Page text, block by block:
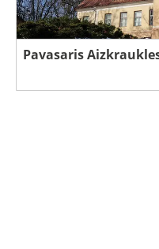
Pavasaris